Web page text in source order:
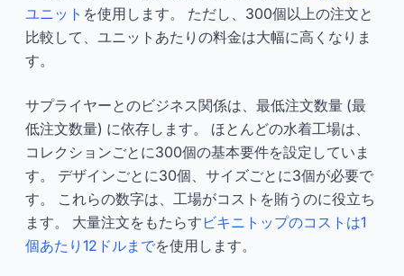
ユニット を使用します。 ただし、300個以上の注文と
比較して、ユニットあたりの料金は大幅に高くなりま
す。
サプライヤーとのビジネス関係は、最低注文数量 (最
低注文数量) に依存します。 ほとんどの水着工場は、
コレクションごとに300個の基本要件を設定していま
す。 デザインごとに30個、サイズごとに3個が必要で
す。 これらの数字は、工場がコストを賄うのに役立ち
ます。 大量注文をもたらす ビキニトップのコストは1
個あたり12ドルまでを使用します。